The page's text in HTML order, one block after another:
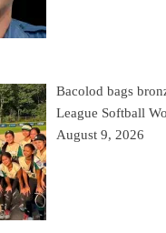
Bacolod bags
League Softball
August 9, 2026